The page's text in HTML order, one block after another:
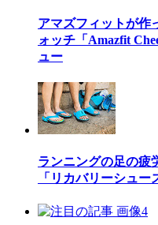
アマズフィットが作
ォッチ「Amazfit
ュー
ランニングの足の疲
「リカバリーシュー